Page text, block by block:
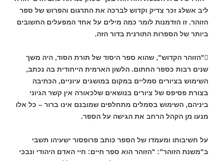
ליב אשלג זכר צדיק וקדוש לברכה את התרגום והפרוש של ספר
הזוהר. זו הזדמנות לומר כמה מילים על אחד המפעלים החשובים
ביותר של הספרות התורנית בדור הזה.
"הזוהר הקדוש", שהוא ספר היסוד של תורת הסוד, היה משך
שנים רבות כספר החתום. הלשון הארמית הייחודית בה נכתב,
השימוש בציורים סמליים במקום במושגים עיוניים, הכתיבה
בצורת פסיפס של ציורים בנושאים שלכאורה אין קשר הגיוני
ביניהם, השימוש בסמלים מתחלפים שמובנם אינו ברור – כל אלו
מנעו מן הקהל הרחב את הגישה על הספר.
על חשיבותו ומעמדו של הספר כותב פרופסור ישעיהו תשבי
ב"משנת הזוהר": "הזוהר הוא ספר חיים: חיי האדם היהודי ונבכי